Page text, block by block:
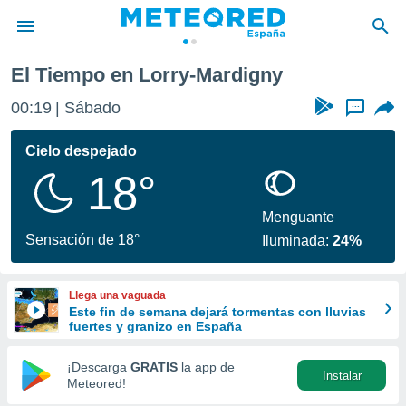
de
por
se
calidad.
a este
las
y
forma
digital
basada
El Tiempo en Lorry-Mardigny
00:19 Sábado ...
Cielo despejado
18°
Sensación de 18°
Menguante
Iluminada:24%
Llega una vaguada
Este fin de semana dejará tormentas con lluvias
fuertes y granizo en España
¡Descarga GRATIS la app de
Meteored!
Instalar